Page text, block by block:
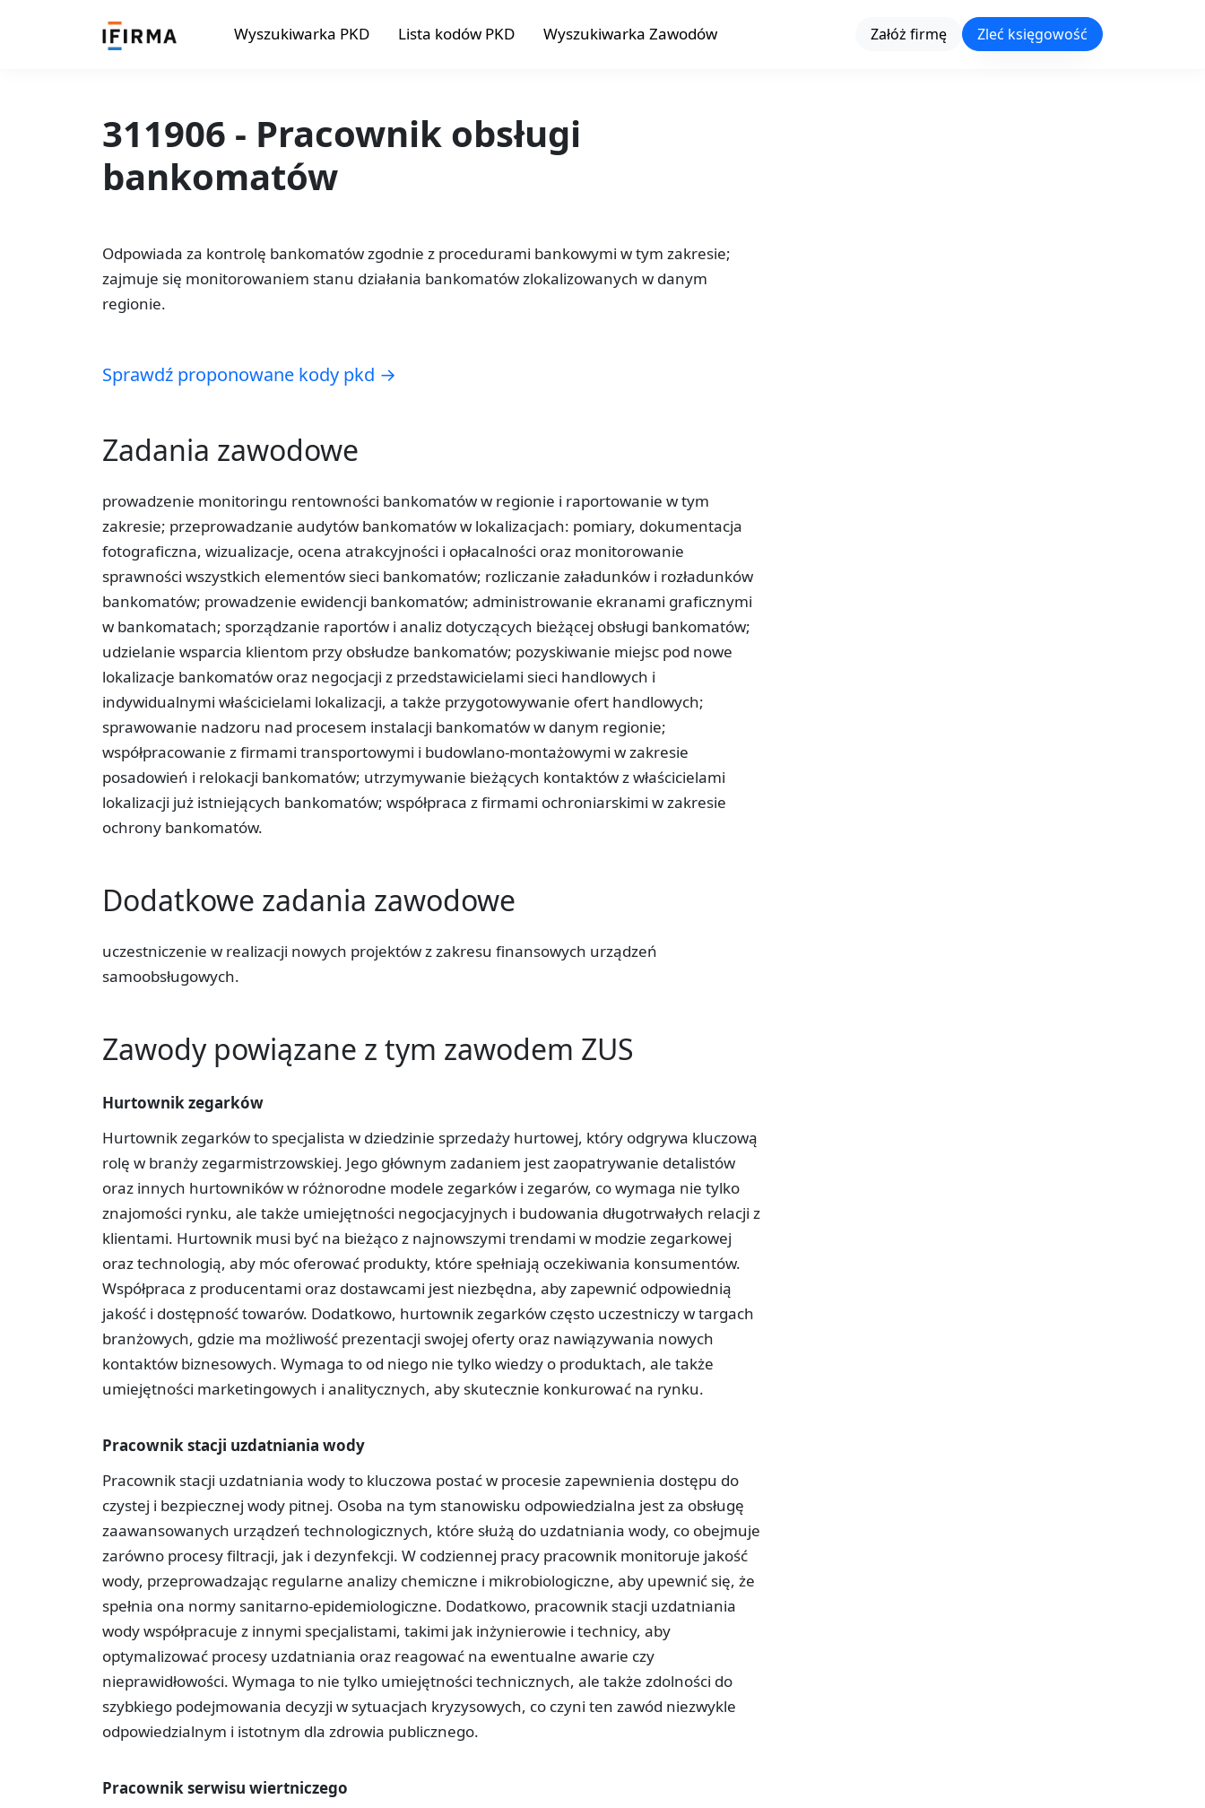
Wyszukiwarka PKD Lista kodów PKD Wyszukiwarka Zawodów Załóż firmę Zleć księgowość
311906 - Pracownik obsługi
bankomatów
Odpowiada za kontrolę bankomatów zgodnie z procedurami bankowymi w tym zakresie;
zajmuje się monitorowaniem stanu działania bankomatów zlokalizowanych w danym
regionie.
Sprawdź proponowane kody pkd →
Zadania zawodowe
prowadzenie monitoringu rentowności bankomatów w regionie i raportowanie w tym
zakresie; przeprowadzanie audytów bankomatów w lokalizacjach: pomiary, dokumentacja
fotograficzna, wizualizacje, ocena atrakcyjności i opłacalności oraz monitorowanie
sprawności wszystkich elementów sieci bankomatów; rozliczanie załadunków i rozładunków
bankomatów; prowadzenie ewidencji bankomatów; administrowanie ekranami graficznymi
w bankomatach; sporządzanie raportów i analiz dotyczących bieżącej obsługi bankomatów;
udzielanie wsparcia klientom przy obsłudze bankomatów; pozyskiwanie miejsc pod nowe
lokalizacje bankomatów oraz negocjacji z przedstawicielami sieci handlowych i
indywidualnymi właścicielami lokalizacji, a także przygotowywanie ofert handlowych;
sprawowanie nadzoru nad procesem instalacji bankomatów w danym regionie;
współpracowanie z firmami transportowymi i budowlano-montażowymi w zakresie
posadowień i relokacji bankomatów; utrzymywanie bieżących kontaktów z właścicielami
lokalizacji już istniejących bankomatów; współpraca z firmami ochroniarskimi w zakresie
ochrony bankomatów.
Dodatkowe zadania zawodowe
uczestniczenie w realizacji nowych projektów z zakresu finansowych urządzeń
samoobsługowych.
Zawody powiązane z tym zawodem ZUS
Hurtownik zegarków
Hurtownik zegarków to specjalista w dziedzinie sprzedaży hurtowej, który odgrywa kluczową
rolę w branży zegarmistrzowskiej. Jego głównym zadaniem jest zaopatrywanie detalistów
oraz innych hurtowników w różnorodne modele zegarków i zegarów, co wymaga nie tylko
znajomości rynku, ale także umiejętności negocjacyjnych i budowania długotrwałych relacji z
klientami. Hurtownik musi być na bieżąco z najnowszymi trendami w modzie zegarkowej
oraz technologią, aby móc oferować produkty, które spełniają oczekiwania konsumentów.
Współpraca z producentami oraz dostawcami jest niezbędna, aby zapewnić odpowiednią
jakość i dostępność towarów. Dodatkowo, hurtownik zegarków często uczestniczy w targach
branżowych, gdzie ma możliwość prezentacji swojej oferty oraz nawiązywania nowych
kontaktów biznesowych. Wymaga to od niego nie tylko wiedzy o produktach, ale także
umiejętności marketingowych i analitycznych, aby skutecznie konkurować na rynku.
Pracownik stacji uzdatniania wody
Pracownik stacji uzdatniania wody to kluczowa postać w procesie zapewnienia dostępu do
czystej i bezpiecznej wody pitnej. Osoba na tym stanowisku odpowiedzialna jest za obsługę
zaawansowanych urządzeń technologicznych, które służą do uzdatniania wody, co obejmuje
zarówno procesy filtracji, jak i dezynfekcji. W codziennej pracy pracownik monitoruje jakość
wody, przeprowadzając regularne analizy chemiczne i mikrobiologiczne, aby upewnić się, że
spełnia ona normy sanitarno-epidemiologiczne. Dodatkowo, pracownik stacji uzdatniania
wody współpracuje z innymi specjalistami, takimi jak inżynierowie i technicy, aby
optymalizować procesy uzdatniania oraz reagować na ewentualne awarie czy
nieprawidłowości. Wymaga to nie tylko umiejętności technicznych, ale także zdolności do
szybkiego podejmowania decyzji w sytuacjach kryzysowych, co czyni ten zawód niezwykle
odpowiedzialnym i istotnym dla zdrowia publicznego.
Pracownik serwisu wiertniczego